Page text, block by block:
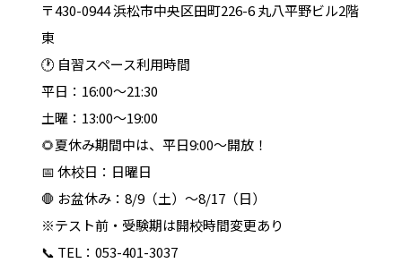
〒430-0944 浜松市中央区田町226-6 丸八平野ビル2階
東
🕐 自習スペース利用時間
平日：16:00〜21:30
土曜：13:00〜19:00
🌻夏休み期間中は、平日9:00〜開放！
📅 休校日：日曜日
🛑 お盆休み：8/9（土）〜8/17（日）
※テスト前・受験期は開校時間変更あり
📞 TEL：053-401-3037